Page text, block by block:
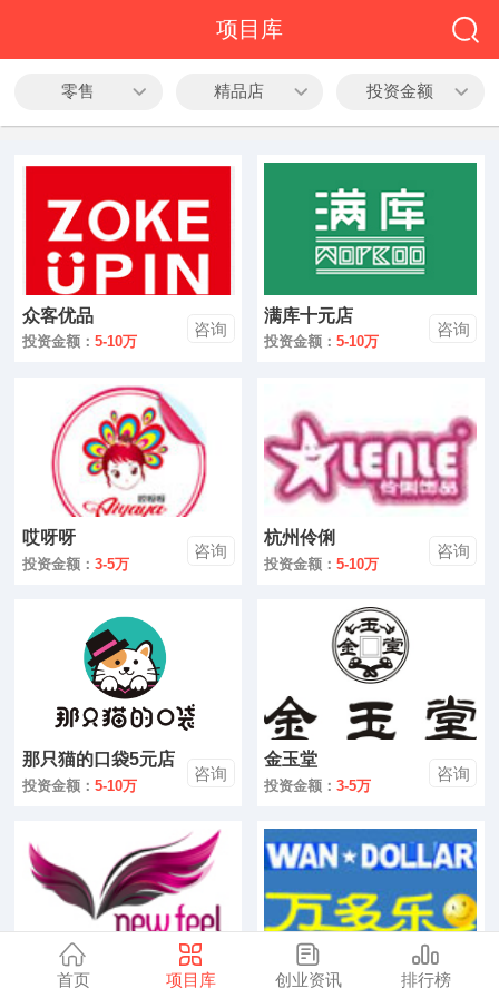
项目库
零售 精品店 投资金额
众客优品
投资金额： 5-10万
咨询
满库十元店
投资金额：5-10万
咨询
哎呀呀
投资金额： 3-5万
咨询
杭州伶俐
投资金额：5-10万
咨询
那只猫的口袋5元店
投资金额： 5-10万
咨询
金玉堂
投资金额：3-5万
咨询
新感觉饰品 万多乐饰品
首页 项目库 创业资讯 排行榜
教育
酒店
家居
医药
美容
汽车